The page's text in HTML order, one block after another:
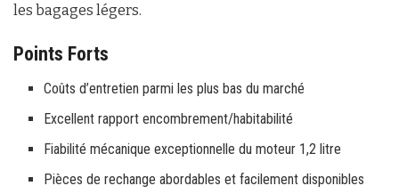
les bagages légers.
Points Forts
Coûts d’entretien parmi les plus bas du marché
Excellent rapport encombrement/habitabilité
Fiabilité mécanique exceptionnelle du moteur 1,2 litre
Pièces de rechange abordables et facilement disponibles